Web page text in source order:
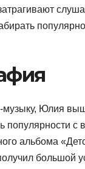
музыку, Юлия
популярности с
альбома
большой